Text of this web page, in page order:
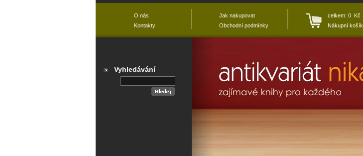
O nás
Kontakty
Jak nakupovat
Obchodní podmínky
celkem: 0 Kč
Nákupní košík
Vyhledávání